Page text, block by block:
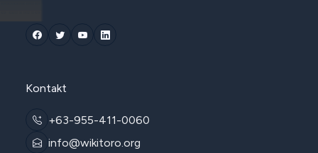
Kontakt
+63-955-411-0060
info@wikitoro.org